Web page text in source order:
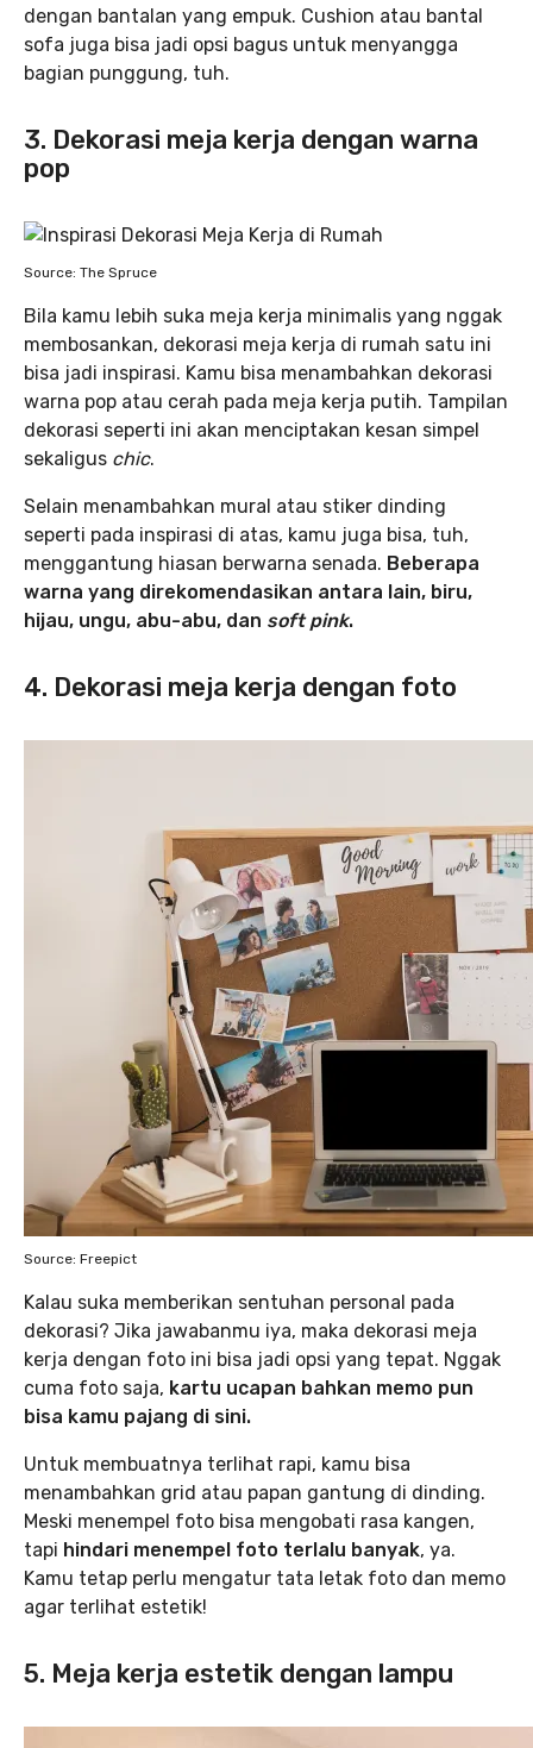
dengan bantalan yang empuk. Cushion atau bantal
sofa juga bisa jadi opsi bagus untuk menyangga
bagian punggung, tuh.
3. Dekorasi meja kerja dengan warna
pop
Source: The Spruce
Bila kamu lebih suka meja kerja minimalis yang nggak
membosankan, dekorasi meja kerja di rumah satu ini
bisa jadi inspirasi. Kamu bisa menambahkan dekorasi
warna pop atau cerah pada meja kerja putih. Tampilan
dekorasi seperti ini akan menciptakan kesan simpel
sekaligus chic.
Selain menambahkan mural atau stiker dinding
seperti pada inspirasi di atas, kamu juga bisa, tuh,
menggantung hiasan berwarna senada. Beberapa
warna yang direkomendasikan antara lain, biru,
hijau, ungu, abu-abu, dan soft pink.
4. Dekorasi meja kerja dengan foto
Source: Freepict
Kalau suka memberikan sentuhan personal pada
dekorasi? Jika jawabanmu iya, maka dekorasi meja
kerja dengan foto ini bisa jadi opsi yang tepat. Nggak
cuma foto saja, kartu ucapan bahkan memo pun
bisa kamu pajang di sini.
Untuk membuatnya terlihat rapi, kamu bisa
menambahkan grid atau papan gantung di dinding.
Meski menempel foto bisa mengobati rasa kangen,
tapi hindari menempel foto terlalu banyak, ya.
Kamu tetap perlu mengatur tata letak foto dan memo
agar terlihat estetik!
5. Meja kerja estetik dengan lampu